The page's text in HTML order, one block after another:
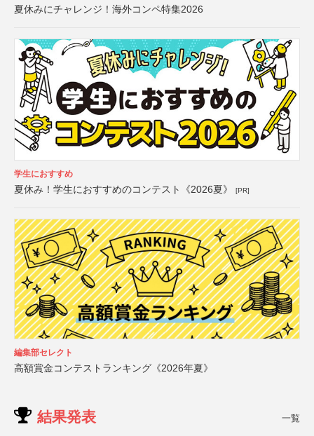
夏休みにチャレンジ！海外コンペ特集2026
学生におすすめ
夏休み！学生におすすめのコンテスト《2026夏》 [PR]
編集部セレクト
高額賞金コンテストランキング《2026年夏》
結果発表 一覧